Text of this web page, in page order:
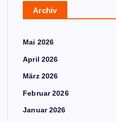
Archiv
Mai 2026
April 2026
März 2026
Februar 2026
Januar 2026